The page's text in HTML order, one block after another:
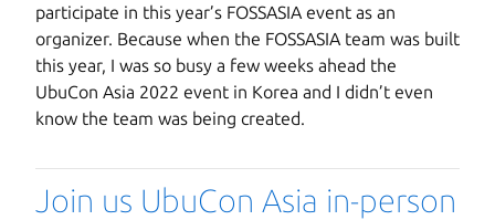
participate in this year’s FOSSASIA event as an
organizer. Because when the FOSSASIA team was built
this year, I was so busy a few weeks ahead the
UbuCon Asia 2022 event in Korea and I didn’t even
know the team was being created.
Join us UbuCon Asia in-person